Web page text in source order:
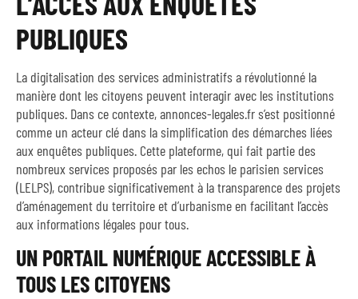
PUBLIQUES
La digitalisation des services administratifs a révolutionné la
manière dont les citoyens peuvent interagir avec les institutions
publiques. Dans ce contexte, annonces-legales.fr s’est positionné
comme un acteur clé dans la simplification des démarches liées
aux enquêtes publiques. Cette plateforme, qui fait partie des
nombreux services proposés par les echos le parisien services
(LELPS), contribue significativement à la transparence des projets
d’aménagement du territoire et d’urbanisme en facilitant l’accès
aux informations légales pour tous.
UN PORTAIL NUMÉRIQUE ACCESSIBLE À
TOUS LES CITOYENS